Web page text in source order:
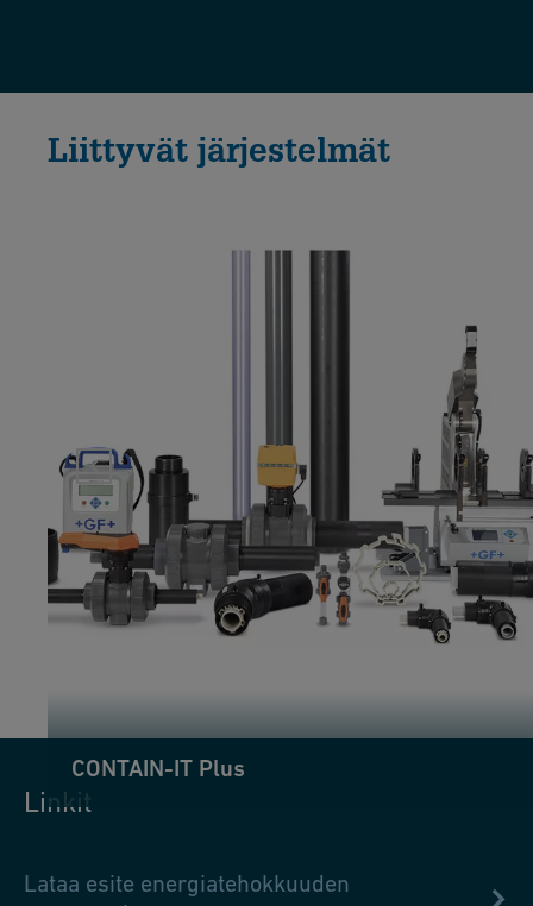
Liittyvät järjestelmät
CONTAIN-IT Plus
Linkit
Lataa esite energiatehokkuuden